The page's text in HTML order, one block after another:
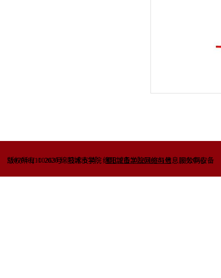
版权所有 © 2020 绵阳城市学院蜀ICP备2022010781号 川公网安备
51070402110263号技术支持：绵阳城市学院网络与信息服务中心